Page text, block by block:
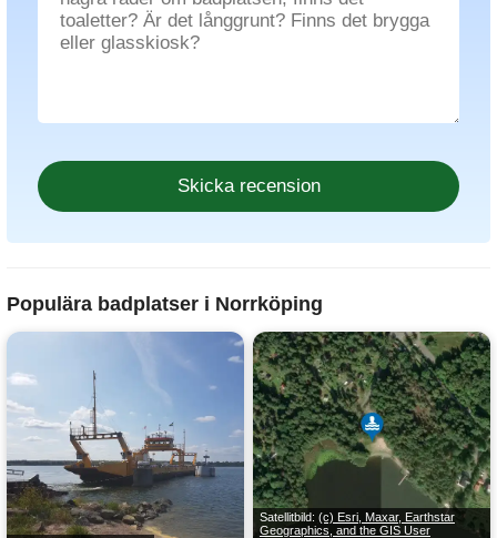
Populära badplatser i Norrköping
Satellitbild: (c) Esri, Maxar, Earthstar
Geographics, and the GIS User